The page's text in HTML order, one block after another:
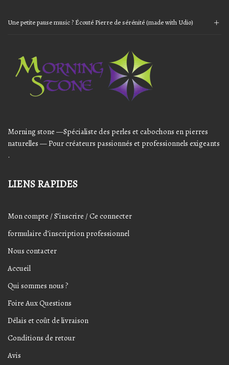
Une petite pause music ? Écouté Pierre de sérénité (made with Udio)
Morning stone —Spécialiste des perles et cabochons en pierres
naturelles — Pour créateurs passionnés et professionnels exigeants
.
LIENS RAPIDES
Mon compte / S’inscrire / Ce connecter
formulaire d’inscription professionnel
Nous contacter
Accueil
Qui sommes nous ?
Foire Aux Questions
Délais et coût de livraison
Conditions de retour
Avis